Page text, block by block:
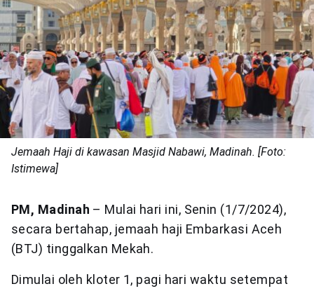
Jemaah Haji di kawasan Masjid Nabawi, Madinah. [Foto:
Istimewa]
PM, Madinah – Mulai hari ini, Senin (1/7/2024),
secara bertahap, jemaah haji Embarkasi Aceh
(BTJ) tinggalkan Mekah.
Dimulai oleh kloter 1, pagi hari waktu setempat